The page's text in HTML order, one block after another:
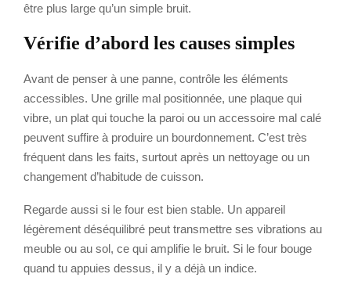
être plus large qu’un simple bruit.
Vérifie d’abord les causes simples
Avant de penser à une panne, contrôle les éléments
accessibles. Une grille mal positionnée, une plaque qui
vibre, un plat qui touche la paroi ou un accessoire mal calé
peuvent suffire à produire un bourdonnement. C’est très
fréquent dans les faits, surtout après un nettoyage ou un
changement d’habitude de cuisson.
Regarde aussi si le four est bien stable. Un appareil
légèrement déséquilibré peut transmettre ses vibrations au
meuble ou au sol, ce qui amplifie le bruit. Si le four bouge
quand tu appuies dessus, il y a déjà un indice.